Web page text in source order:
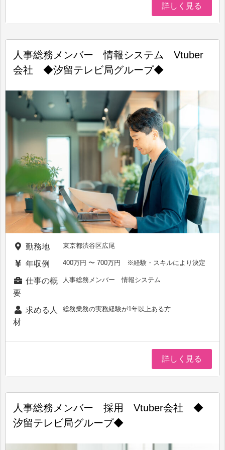
詳しく見る
人事総務メンバー 情報システム Vtuber
会社 ◆汐留テレビ局グループ◆
勤務地 東京都渋谷区広尾
年収例 400万円 〜 700万円 ※経験・スキルにより決定
仕事の概
要
人事総務メンバー 情報システム
求める人
材
総務業務の実務経験が1年以上ある方
詳しく見る
人事総務メンバー 採用 Vtuber会社 ◆
汐留テレビ局グループ◆